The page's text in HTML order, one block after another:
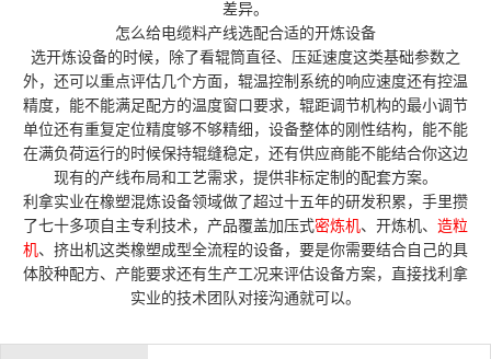
差异。
怎么给电缆料产线选配合适的开炼设备
选开炼设备的时候，除了看辊筒直径、压延速度这类基础参数之
外，还可以重点评估几个方面，辊温控制系统的响应速度还有控温
精度，能不能满足配方的温度窗口要求，辊距调节机构的最小调节
单位还有重复定位精度够不够精细，设备整体的刚性结构，能不能
在满负荷运行的时候保持辊缝稳定，还有供应商能不能结合你这边
现有的产线布局和工艺需求，提供非标定制的配套方案。
利拿实业在橡塑混炼设备领域做了超过十五年的研发积累，手里攒
了七十多项自主专利技术，产品覆盖加压式密炼机、开炼机、 造粒
机、挤出机这类橡塑成型全流程的设备，要是你需要结合自己的具
体胶种配方、产能要求还有生产工况来评估设备方案，直接找利拿
实业的技术团队对接沟通就可以。